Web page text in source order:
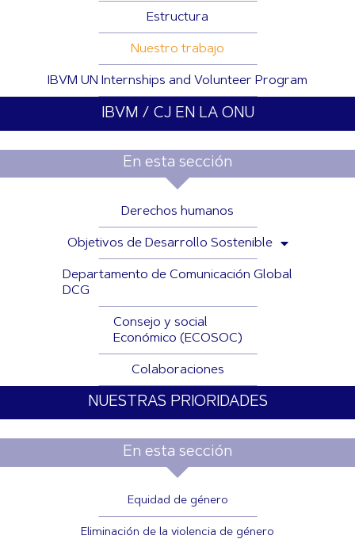
Estructura
Nuestro trabajo
IBVM UN Internships and Volunteer Program
IBVM / CJ EN LA ONU
En esta sección
Derechos humanos
Objetivos de Desarrollo Sostenible
Departamento de Comunicación Global
DCG
Consejo y social
Económico (ECOSOC)
Colaboraciones
NUESTRAS PRIORIDADES
En esta sección
Equidad de género
Eliminación de la violencia de género